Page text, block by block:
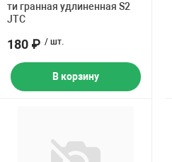
ти гранная удлиненная S2
JTC
180 ₽ / шт.
В корзину